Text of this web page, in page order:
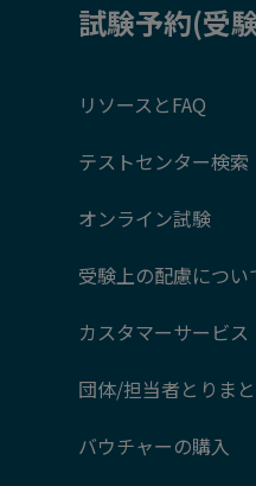
試験予約(受
リソースとFAQ
テストセンター検索
オンライン試験
受験上の配慮につい
カスタマーサービス
団体/担当者とりま
バウチャーの購入